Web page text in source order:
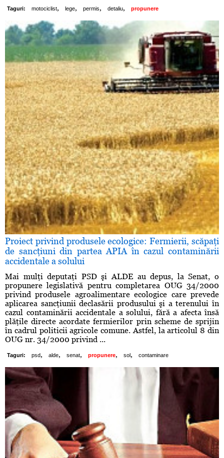
Taguri: motociclist, lege, permis, detaliu, propunere
Proiect privind produsele ecologice: Fermierii, scăpaţi
de sancţiuni din partea APIA în cazul contaminării
accidentale a solului
Mai mulţi deputaţi PSD şi ALDE au depus, la Senat, o
propunere legislativă pentru completarea OUG 34/2000
privind produsele agroalimentare ecologice care prevede
aplicarea sancţiunii declasării produsului şi a terenului în
cazul contaminării accidentale a solului, fără a afecta însă
plăţile directe acordate fermierilor prin scheme de sprijin
în cadrul politicii agricole comune. Astfel, la articolul 8 din
OUG nr. 34/2000 privind ...
Taguri: psd, alde, senat, propunere, sol , contaminare